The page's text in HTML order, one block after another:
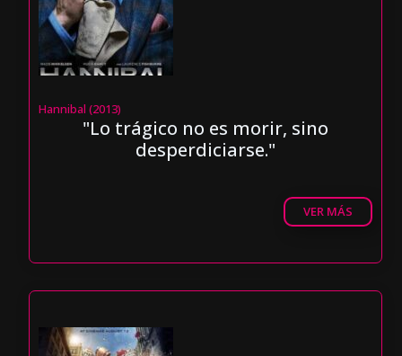
Hannibal (2013)
"Lo trágico no es morir, sino
desperdiciarse."
VER MÁS